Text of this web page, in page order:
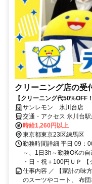
クリーニング店の受
【クリーニング代50%OFF
サンレモン 氷川台店
交通・アクセス 氷川台
時給1,260円以上
東京都東京23区練馬区
勤務時間詳細 平日 09：
～、1日3h～勤務OKの
・日・祝＋100円ＵＰ 【
仕事内容 ／ 【家計の味
のスーツやコート、 布